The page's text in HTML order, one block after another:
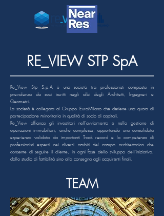
RE_VIEW STP SpA
Re_View Stp S.p.A è una società tra professionisti composta in
prevalenza da soci iscritti negli albi degli Architetti, Ingegneri e
Geometri.
La società è collegata al Gruppo EuroMilano che detiene una quota di
partecipazione minoritaria in qualità di socio di capitali.
Re_View affianca gli investitori nell'avviamento e nella gestione di
operazioni immobiliari, anche complesse, apportando una consolidata
esperienza validata da importanti Track record e la competenza di
professionisti esperti nei diversi ambiti del campo architettonico che
consente di seguire il cliente, in ogni fase dello sviluppo dell'iniziativa,
dallo studio di fattibilità sino alla consegna agli acquirenti finali.
TEAM